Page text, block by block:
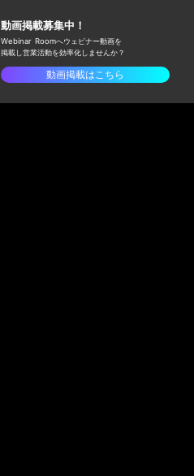
動画掲載募集中！
Webinar Roomへウェビナー動画を
掲載し営業活動を効率化しませんか？
動画掲載はこちら